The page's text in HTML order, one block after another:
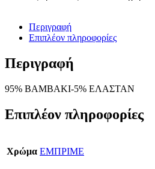
Περιγραφή
Επιπλέον πληροφορίες
Περιγραφή
95% ΒΑΜΒΑΚΙ-5% ΕΛΑΣΤΑΝ
Επιπλέον πληροφορίες
Χρώμα ΕΜΠΡΙΜΕ